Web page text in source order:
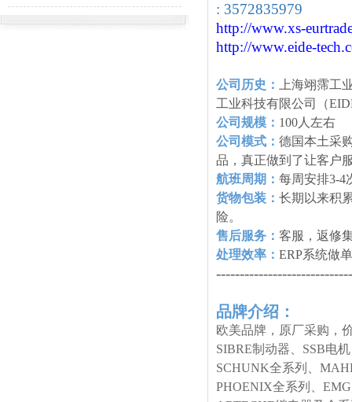
: 3572835979
http://www.xs-
http://www.eide-tech
公司历史：
上海翊霈工
工业科技有限公司（
公司规模： 100人左右
公司模式： 德国本土采
品，真正做到了让客户
航班周期： 每周安排3-4
货物包装： 长期以来积
险。
售后服务： 客服，返修
处理效率： ERP系统做
品牌介绍：
欧美品牌，原厂采购，
SIBRE制动器、SSB电
SCHUNK全系列、
PHOENIX全系列、